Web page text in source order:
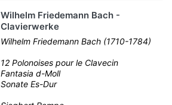
Wilhelm Friedemann Bach -
Clavierwerke
Wilhelm Friedemann Bach (1710-1784)
12 Polonoises pour le Clavecin
Fantasia d-Moll
Sonate Es-Dur